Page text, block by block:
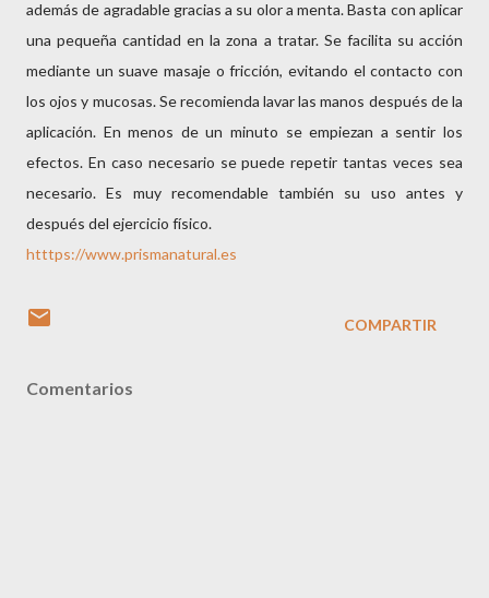
además de agradable gracias a su olor a menta. Basta con aplicar
una pequeña cantidad en la zona a tratar. Se facilita su acción
mediante un suave masaje o fricción, evitando el contacto con
los ojos y mucosas. Se recomienda lavar las manos después de la
aplicación. En menos de un minuto se empiezan a sentir los
efectos. En caso necesario se puede repetir tantas veces sea
necesario. Es muy recomendable también su uso antes y
después del ejercicio físico.
htttps://www.prismanatural.es
COMPARTIR
Comentarios